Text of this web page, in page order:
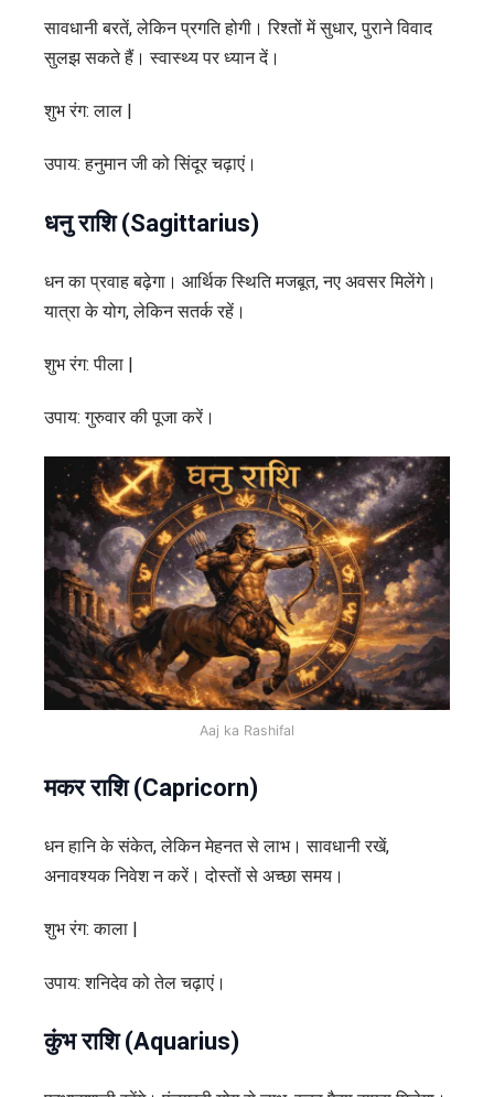
सावधानी बरतें, लेकिन प्रगति होगी। रिश्तों में सुधार, पुराने विवाद
सुलझ सकते हैं। स्वास्थ्य पर ध्यान दें।
शुभ रंग: लाल |
उपाय: हनुमान जी को सिंदूर चढ़ाएं।
धनु राशि (Sagittarius)
धन का प्रवाह बढ़ेगा। आर्थिक स्थिति मजबूत, नए अवसर मिलेंगे।
यात्रा के योग, लेकिन सतर्क रहें।
शुभ रंग: पीला |
उपाय: गुरुवार की पूजा करें।
Aaj ka Rashifal
मकर राशि (Capricorn)
धन हानि के संकेत, लेकिन मेहनत से लाभ। सावधानी रखें,
अनावश्यक निवेश न करें। दोस्तों से अच्छा समय।
शुभ रंग: काला |
उपाय: शनिदेव को तेल चढ़ाएं।
कुंभ राशि (Aquarius)